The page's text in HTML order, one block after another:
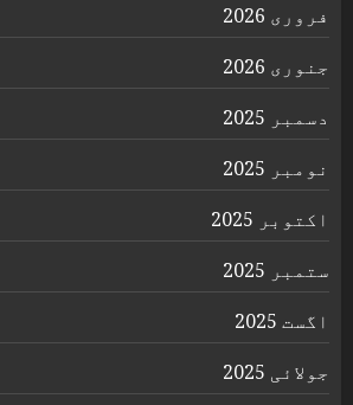
فروری 2026
جنوری 2026
دسمبر 2025
نومبر 2025
اکتوبر 2025
ستمبر 2025
اگست 2025
جولائی 2025